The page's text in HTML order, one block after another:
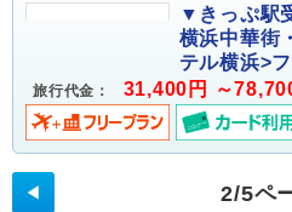
▼きっぷ駅
横浜中華街
テル横浜>
旅行代金： 31,400円 ～
2/5ペ
◀